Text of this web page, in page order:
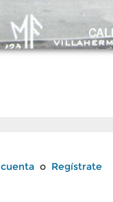
o Regístrate